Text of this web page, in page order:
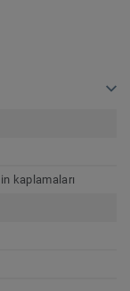
kaplamaları